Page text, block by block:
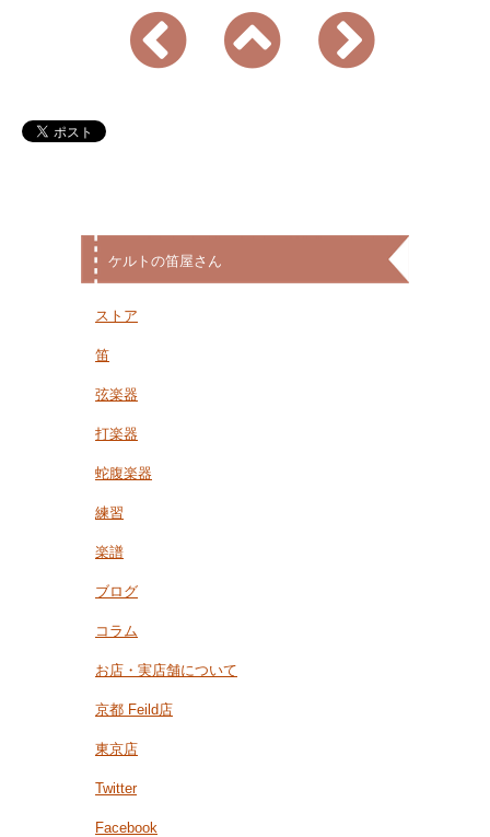
ケルトの笛屋さん
ストア
笛
弦楽器
打楽器
蛇腹楽器
練習
楽譜
ブログ
コラム
お店・実店舗について
京都 Feild店
東京店
Twitter
Facebook